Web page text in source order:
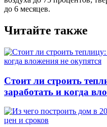
до 6 месяцев.
Читайте также
Стоит ли строить
заработать и когда